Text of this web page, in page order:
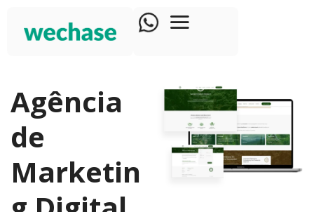
Agência
de
Marketin